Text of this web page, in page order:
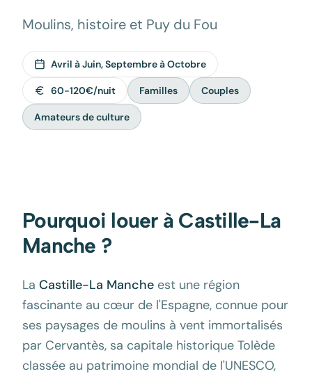
Moulins, histoire et Puy du Fou
Avril à Juin, Septembre à Octobre
60-120€/nuit Familles Couples
Amateurs de culture
Pourquoi louer à Castille-La
Manche ?
La Castille-La Manche est une région
fascinante au cœur de l'Espagne, connue pour
ses paysages de moulins à vent immortalisés
par Cervantès, sa capitale historique Tolède
classée au patrimoine mondial de l'UNESCO,